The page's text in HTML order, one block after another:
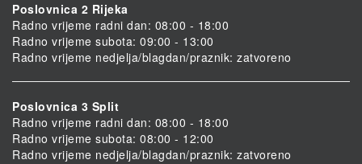
Poslovnica 2 Rijeka
Radno vrijeme radni dan: 08:00 - 18:00
Radno vrijeme subota: 09:00 - 13:00
Radno vrijeme nedjelja/blagdan/praznik: zatvoreno
Poslovnica 3 Split
Radno vrijeme radni dan: 08:00 - 18:00
Radno vrijeme subota: 08:00 - 12:00
Radno vrijeme nedjelja/blagdan/praznik: zatvoreno